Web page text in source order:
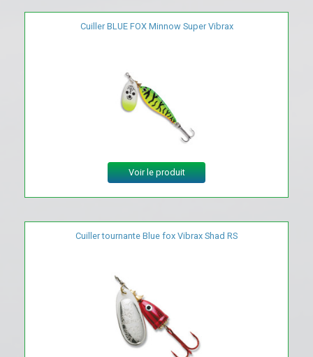
Cuiller BLUE FOX Minnow Super Vibrax
Voir le produit
Cuiller tournante Blue fox Vibrax Shad RS